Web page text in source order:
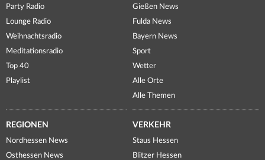
Party Radio
Lounge Radio
Weihnachtsradio
Meditationsradio
Top 40
Playlist
Gießen News
Fulda News
Bayern News
Sport
Wetter
Alle Orte
Alle Themen
REGIONEN
Nordhessen News
Osthessen News
VERKEHR
Staus Hessen
Blitzer Hessen